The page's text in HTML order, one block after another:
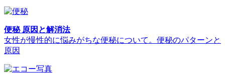
便秘 原因と解消法
女性が慢性的に悩みがちな便秘について。便秘のパターンと
原因